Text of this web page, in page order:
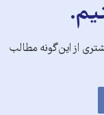
از این‌گونه مطالب